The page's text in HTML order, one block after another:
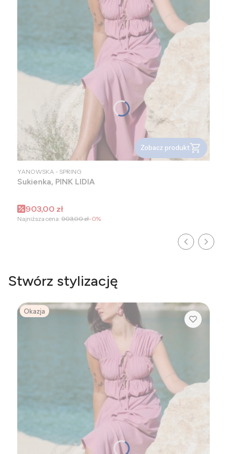
Zobacz produkt
PRODUCENT
YANOWSKA - SPRING
Sukienka, PINK LIDIA
Cena promocyjna
903,00 zł
Najniższa cena: 903,00 zł-0%
Stwórz stylizację
Okazja